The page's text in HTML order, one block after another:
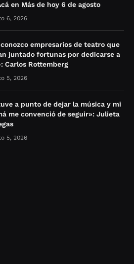
en Más de hoy 6 de agosto
6, 2026
conozco empresarios de teatro que
juntado fortunas por dedicarse a
Carlos Rottemberg
5, 2026
a punto de dejar la música y mi
me convenció de seguir»: Julieta
5, 2026